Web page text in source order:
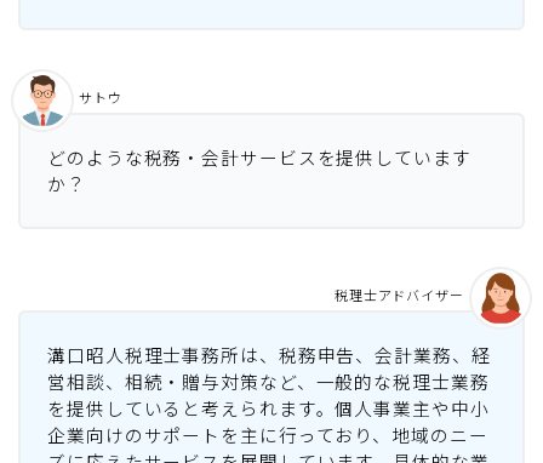
どのような税務・会計サービスを提供しています
か？
サトウ
溝口昭人税理士事務所は、税務申告、会計業務、経
営相談、相続・贈与対策など、一般的な税理士業務
を提供していると考えられます。個人事業主や中小
企業向けのサポートを主に行っており、地域のニー
税理士アドバイザー